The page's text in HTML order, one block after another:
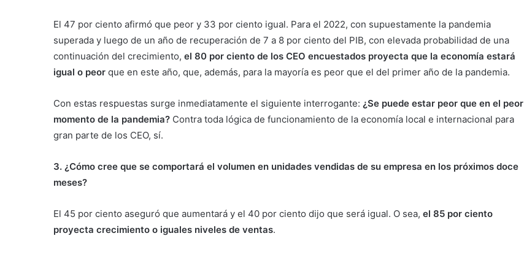
El 47 por ciento afirmó que peor y 33 por ciento igual. Para el 2022, con supuestamente la pandemia
superada y luego de un año de recuperación de 7 a 8 por ciento del PIB, con elevada probabilidad de una
continuación del crecimiento, el 80 por ciento de los CEO encuestados proyecta que la economía estará
igual o peor que en este año, que, además, para la mayoría es peor que el del primer año de la pandemia.
Con estas respuestas surge inmediatamente el siguiente interrogante: ¿Se puede estar peor que en el peor
momento de la pandemia? Contra toda lógica de funcionamiento de la economía local e internacional para
gran parte de los CEO, sí.
3. ¿Cómo cree que se comportará el volumen en unidades vendidas de su empresa en los próximos doce
meses?
El 45 por ciento aseguró que aumentará y el 40 por ciento dijo que será igual. O sea, el 85 por ciento
proyecta crecimiento o iguales niveles de ventas.